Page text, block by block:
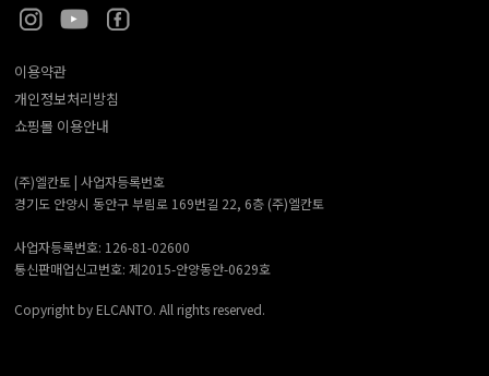
이용약관
개인정보처리방침
쇼핑몰 이용안내
(주)엘칸토 | 사업자등록번호
경기도 안양시 동안구 부림로 169번길 22, 6층 (주)엘칸토
사업자등록번호: 126-81-02600
통신판매업신고번호: 제2015-안양동안-0629호
Copyright by ELCANTO. All rights reserved.